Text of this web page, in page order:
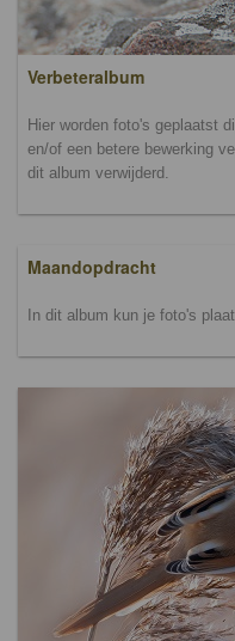
Verbeteralbum
Hier worden foto's geplaatst
en/of een betere bewerking
dit album verwijderd.
Maandopdracht
In dit album kun je foto's